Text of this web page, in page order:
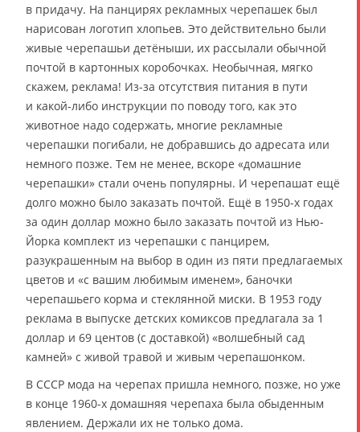
в придачу. На панцирях рекламных черепашек был
нарисован логотип хлопьев. Это действительно были
живые черепашьи детёныши, их рассылали обычной
почтой в картонных коробочках. Необычная, мягко
скажем, реклама! Из-за отсутствия питания в пути
и какой-либо инструкции по поводу того, как это
животное надо содержать, многие рекламные
черепашки погибали, не добравшись до адресата или
немного позже. Тем не менее, вскоре «домашние
черепашки» стали очень популярны. И черепашат ещё
долго можно было заказать почтой. Ещё в 1950-х годах
за один доллар можно было заказать почтой из Нью-
Йорка комплект из черепашки с панцирем,
разукрашенным на выбор в один из пяти предлагаемых
цветов и «с вашим любимым именем», баночки
черепашьего корма и стеклянной миски. В 1953 году
реклама в выпуске детских комиксов предлагала за 1
доллар и 69 центов (с доставкой) «волшебный сад
камней» с живой травой и живым черепашонком.
В СССР мода на черепах пришла немного, позже, но уже
в конце 1960-х домашняя черепаха была обыденным
явлением. Держали их не только дома.